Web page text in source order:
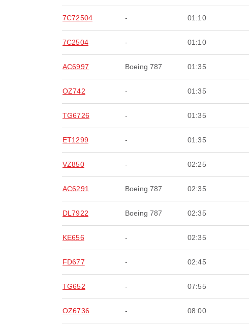
7C72504 - 01:10
7C2504 - 01:10
AC6997 Boeing 787 01:35
OZ742 - 01:35
TG6726 - 01:35
ET1299 - 01:35
VZ850 - 02:25
AC6291 Boeing 787 02:35
DL7922 Boeing 787 02:35
KE656 - 02:35
FD677 - 02:45
TG652 - 07:55
OZ6736 - 08:00